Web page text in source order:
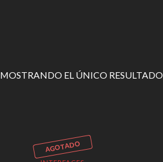
MOSTRANDO EL ÚNICO RESULTADO
AGOTADO